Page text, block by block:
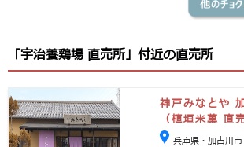
「宇治養鶏場 直売所」付近の直売所
神戸みなとや
（植垣米菓 直
兵庫県・加古川市